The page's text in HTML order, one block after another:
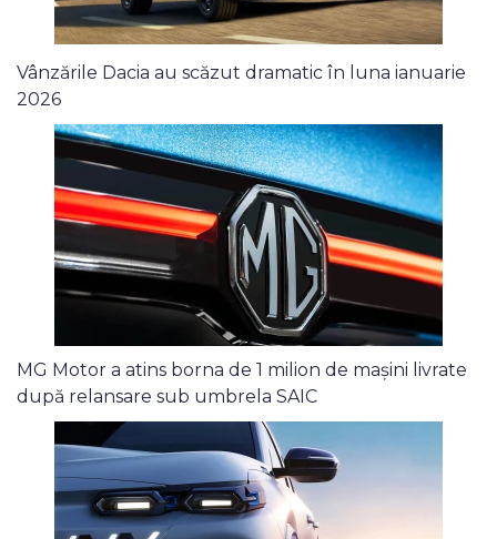
Vânzările Dacia au scăzut dramatic în luna ianuarie
2026
MG Motor a atins borna de 1 milion de mașini livrate
după relansare sub umbrela SAIC